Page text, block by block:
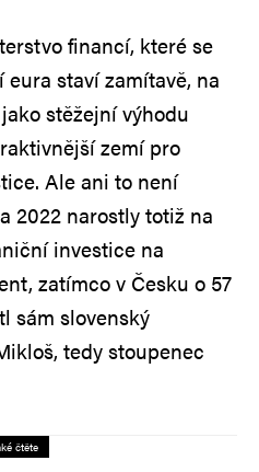
financí, které se
staví zamítavě, na
stěžejní výhodu
zemí pro
Ale ani to není
2022 narostly totiž na
investice na
zatímco v Česku o 57
sám slovenský
tedy stoupenec
čtěte